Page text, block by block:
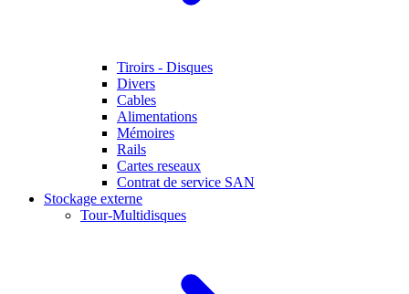
Tiroirs - Disques
Divers
Cables
Alimentations
Mémoires
Rails
Cartes reseaux
Contrat de service SAN
Stockage externe
Tour-Multidisques